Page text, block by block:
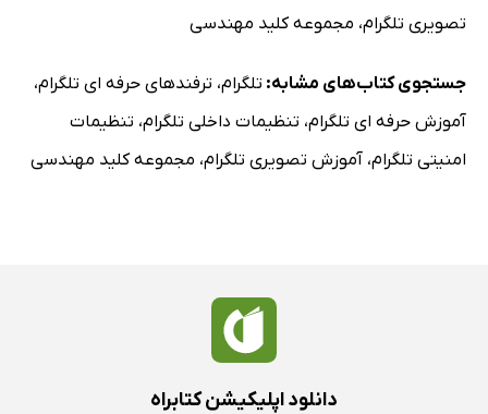
تصویری تلگرام، مجموعه کلید مهندسی
جستجوی کتاب‌های مشابه: تلگرام، ترفندهای حرفه ای تلگرام،
آموزش حرفه ای تلگرام، تنظیمات داخلی تلگرام، تنظیمات
امنیتی تلگرام، آموزش تصویری تلگرام، مجموعه کلید مهندسی
دانلود اپلیکیشن کتابراه